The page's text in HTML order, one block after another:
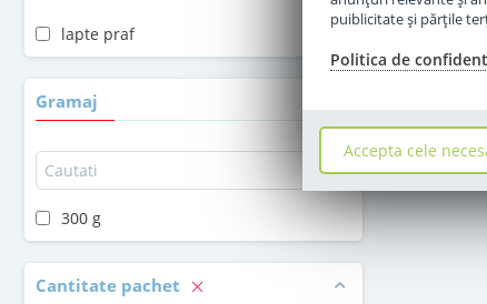
lapte praf
Gramaj
300 g
Cantitate pachet
puiblicitate şi părţile
Politica de
Accepta cele